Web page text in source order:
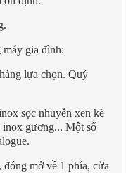
máy gia đình:
lựa chọn. Quý
sọc nhuyễn xen kẽ
gương... Một số
mở về 1 phía, cửa